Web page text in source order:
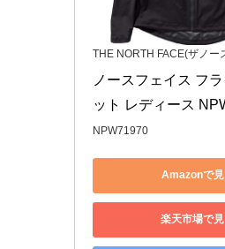
THE NORTH FACE(ザノー
ノースフェイス フ
ット レディース
NPW71970
Amazonで見
楽天市場で